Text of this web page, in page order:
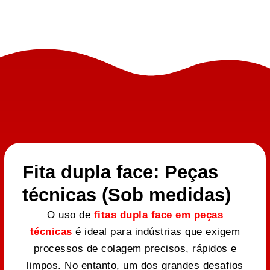
Fita dupla face: Peças
técnicas (Sob medidas)
O uso de fitas dupla face em peças
técnicas é ideal para indústrias que exigem
processos de colagem precisos, rápidos e
limpos. No entanto, um dos grandes desafios